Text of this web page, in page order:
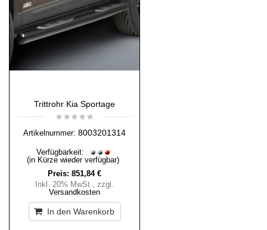
Trittrohr Kia Sportage
Artikelnummer: 8003201314
Verfügbarkeit:
(in Kürze wieder verfügbar)
Preis: 851,84 €
Inkl. 20% MwSt., zzgl.
Versandkosten
In den Warenkorb